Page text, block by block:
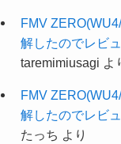
FMV
解したのでレビ
taremimiusagi よ
FMV
解したのでレビ
たっち より